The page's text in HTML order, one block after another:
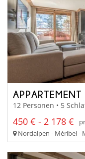
APPARTEMENT
12 Personen • 5
450 € - 2 178 €
Nordalpen - Méribel -